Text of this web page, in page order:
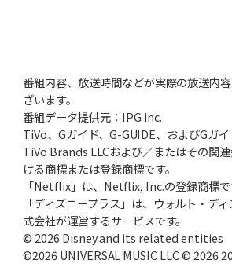
番組内容、放送時間などが実際の放送内
ざいます。
番組データ提供元：IPG Inc.
TiVo、Gガイド、G-GUIDE、およびGガ
TiVo Brands LLCおよび／またはその関
ける商標または登録商標です。
「Netflix」は、Netflix, Inc.の登録商標で
「ディズニープラス」は、ウォルト・デ
式会社が運営するサービスです。
© 2026 Disney and its related entities
©2026 UNIVERSAL MUSIC LLC © 2026